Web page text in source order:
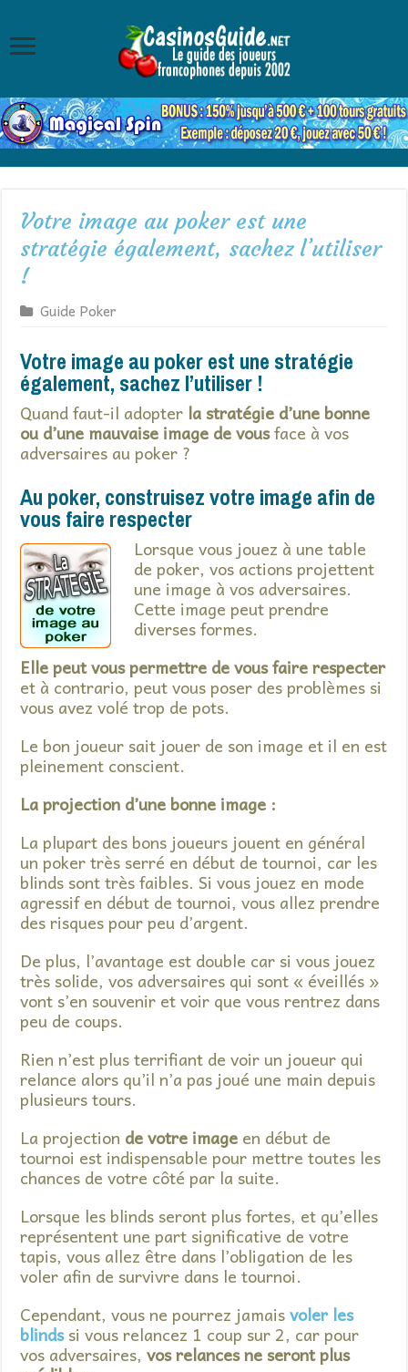
Votre image au poker est une
stratégie également, sachez l’utiliser
!
Guide Poker
Votre image au poker est une stratégie
également, sachez l’utiliser !
Quand faut-il adopter la stratégie d’une bonne
ou d’une mauvaise image de vousface à vos
adversaires au poker ?
Au poker, construisez votre image afin de
vous faire respecter
Lorsque vous jouez à une table
de poker, vos actions projettent
une image à vos adversaires.
Cette image peut prendre
diverses formes.
Elle peut vous permettre de vous faire respecter
et à contrario, peut vous poser des problèmes si
vous avez volé trop de pots.
Le bon joueur sait jouer de son image et il en est
pleinement conscient.
La projection d’une bonne image :
La plupart des bons joueurs jouent en général
un poker très serré en début de tournoi, car les
blinds sont très faibles. Si vous jouez en mode
agressif en début de tournoi, vous allez prendre
des risques pour peu d’argent.
De plus, l’avantage est double car si vous jouez
très solide, vos adversaires qui sont « éveillés »
vont s’en souvenir et voir que vous rentrez dans
peu de coups.
Rien n’est plus terrifiant de voir un joueur qui
relance alors qu’il n’a pas joué une main depuis
plusieurs tours.
La projection de votre image en début de
tournoi est indispensable pour mettre toutes les
chances de votre côté par la suite.
Lorsque les blinds seront plus fortes, et qu’elles
représentent une part significative de votre
tapis, vous allez être dans l’obligation de les
voler afin de survivre dans le tournoi.
Cependant, vous ne pourrez jamaisvoler les
blindssi vous relancez 1 coup sur 2, car pour
vos adversaires,vos relances ne seront plus